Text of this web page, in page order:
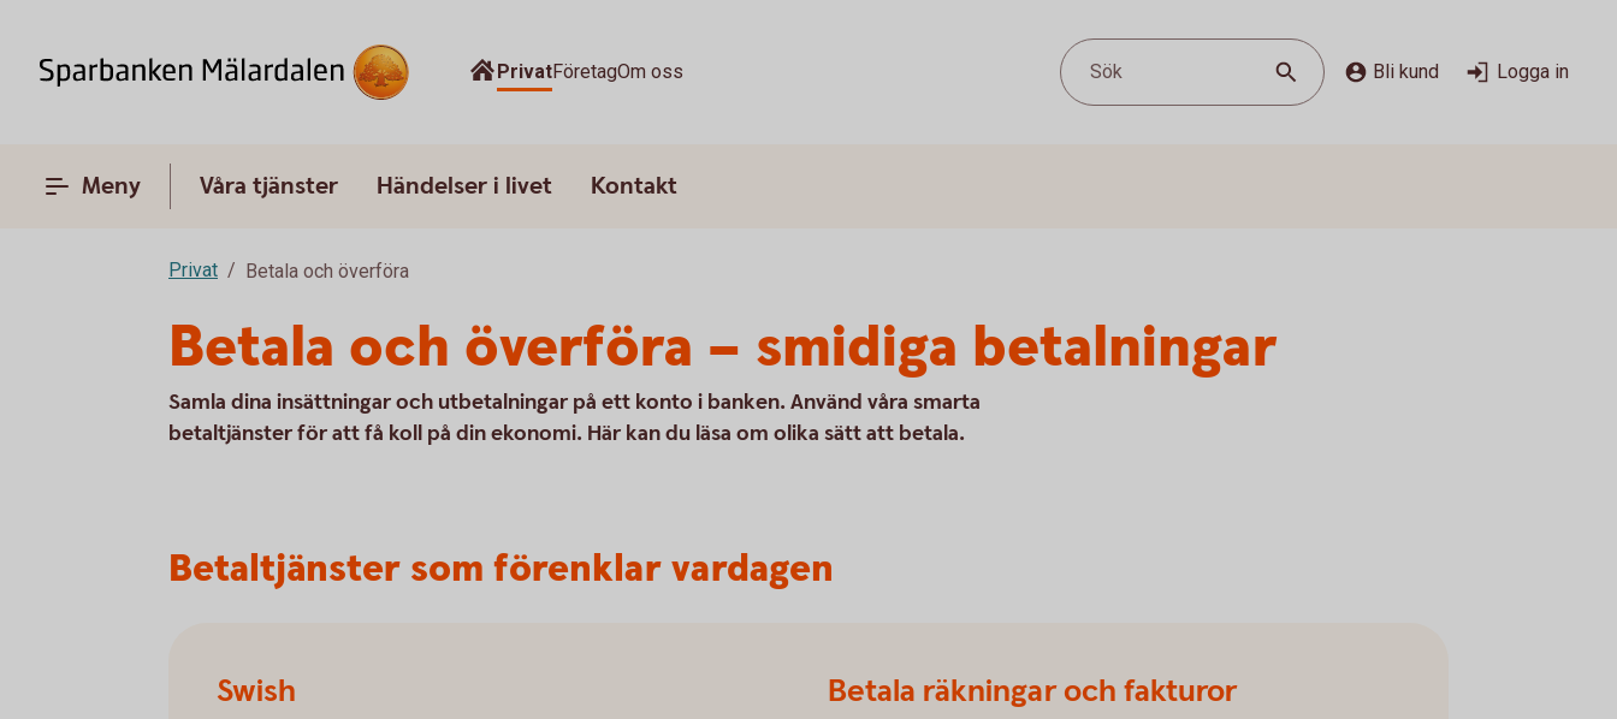
PrivatFöretagOm oss Sök Bli kund Logga in
Meny Våra tjänster Händelser i livet Kontakt
Privat Betala och överföra
Betala och överföra – smidiga betalningar
Samla dina insättningar och utbetalningar på ett konto i banken. Använd våra smarta
betaltjänster för att få koll på din ekonomi. Här kan du läsa om olika sätt att betala.
Betaltjänster som förenklar vardagen
Swish Betala räkningar och fakturor